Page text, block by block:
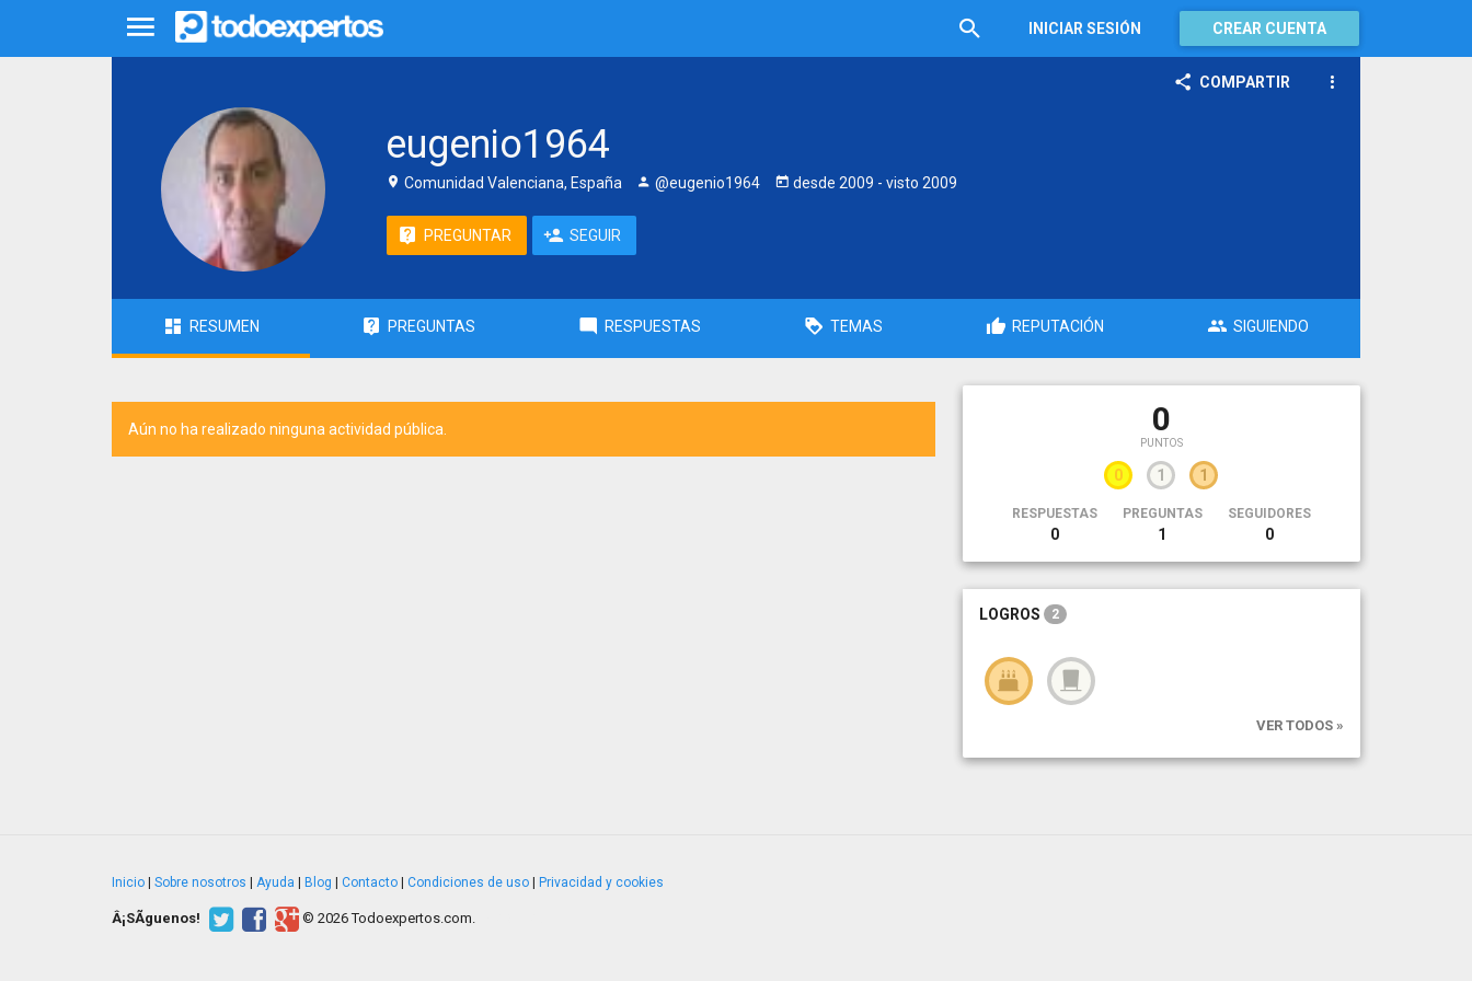
INICIAR SESIÓN CREAR CUENTA
COMPARTIR
eugenio1964
Comunidad Valenciana, España @eugenio1964 desde 2009 - visto 2009
PREGUNTAR SEGUIR
RESUMEN PREGUNTAS RESPUESTAS TEMAS REPUTACIÓN SIGUIENDO
Aún no ha realizado ninguna actividad pública. 0
PUNTOS
0 1 1
RESPUESTAS
0
PREGUNTAS
1
SEGUIDORES
0
LOGROS 2
VER TODOS »
Inicio Sobre nosotros Ayuda Blog Contacto Condiciones de uso Privacidad y cookies
Â¡SÃ­guenos! © 2026 Todoexpertos.com.